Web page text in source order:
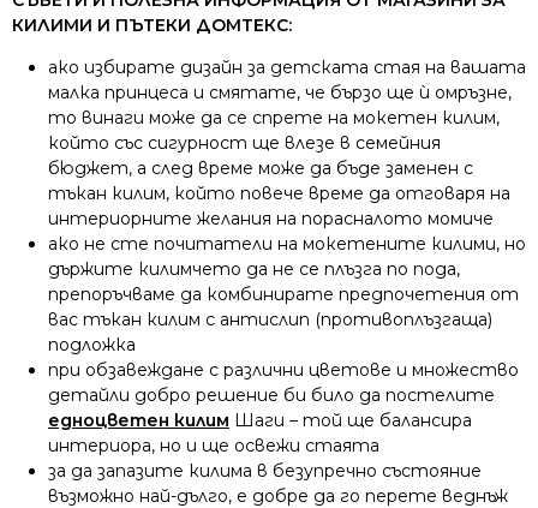
КИЛИМИ И ПЪТЕКИ ДОМТЕКС:
ако избирате дизайн за детската стая на вашата
малка принцеса и смятате, че бързо ще ѝ омръзне,
то винаги може да се спрете на мокетен килим,
който със сигурност ще влезе в семейния
бюджет, а след време може да бъде заменен с
тъкан килим, който повече време да отговаря на
интериорните желания на порасналото момиче
ако не сте почитатели на мокетените килими, но
държите килимчето да не се плъзга по пода,
препоръчваме да комбинирате предпочетения от
вас тъкан килим с антислип (противоплъзгаща)
подложка
при обзавеждане с различни цветове и множество
детайли добро решение би било да постелите
едноцветен килим Шаги – той ще балансира
интериора, но и ще освежи стаята
за да запазите килима в безупречно състояние
възможно най-дълго, е добре да го перете веднъж